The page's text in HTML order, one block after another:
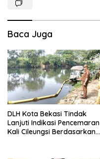
Baca Juga
DLH Kota Bekasi Tindak
Lanjuti Indikasi Pencemaran
Kali Cileungsi Berdasarkan